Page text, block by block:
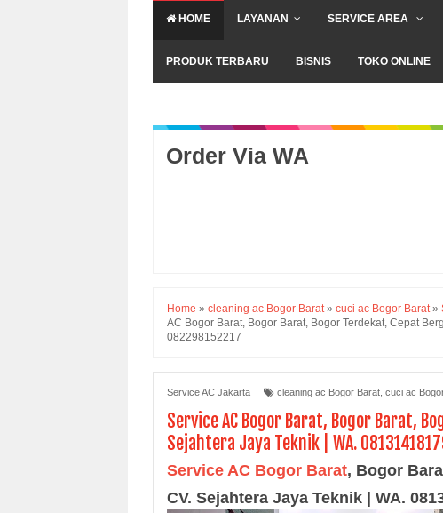
HOME LAYANAN SERVICE AREA
PRODUK TERBARU BISNIS TOKO ONLINE
Order Via WA
Home » cleaning ac Bogor Barat » cuci ac Bogor Barat »
AC Bogor Barat, Bogor Barat, Bogor Terdekat, Cepat
082298152217
Service AC Jakarta cleaning ac Bogor Barat cuci ac
Service AC Bogor Barat, Bogor Barat,
Sejahtera Jaya Teknik | WA.
Service AC Bogor Barat, Bogor
CV. Sejahtera Jaya Teknik | WA.